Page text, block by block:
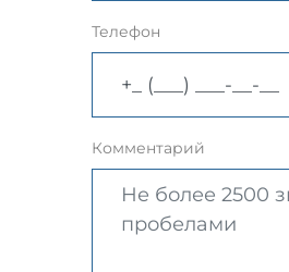
Телефон
Комментарий